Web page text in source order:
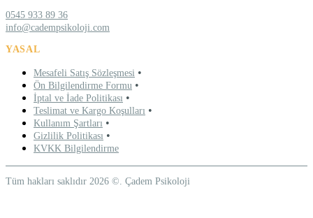
0545 933 89 36
info@cadempsikoloji.com
YASAL
Mesafeli Satış Sözleşmesi •
Ön Bilgilendirme Formu •
İptal ve İade Politikası •
Teslimat ve Kargo Koşulları •
Kullanım Şartları •
Gizlilik Politikası •
KVKK Bilgilendirme
Tüm hakları saklıdır 2026 ©. Çadem Psikoloji